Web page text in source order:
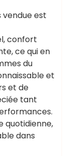
vendue est
confort
ce qui en
du
et
et de
tant
quotidienne,
dans